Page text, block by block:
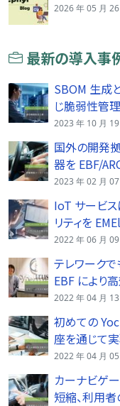
2026 年 05 月 26
最新の導入事
SBOM 生成
じ脆弱性管
2023 年 10 月 19
国外の開発
器を EBF/
2023 年 02 月 07
IoT サービ
リティを
2022 年 06 月 09
テレワーク
EBF により
2022 年 04 月 13
初めての
座を通じて
2022 年 04 月 05
カーナビゲ
短縮、利用